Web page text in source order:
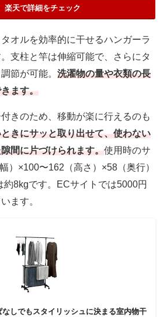
楽天で詳細をチェック
オルを効率的に干せるハンガーラ
支柱と竿は伸縮可能で、さらにタ
節が可能。 洗濯物の量や衣類の長
ます。
きのため、移動が楽に行えるのも
きにサッと取り出せて、使わない
間に片づけられます。使用時のサ
）×100〜162（高さ）×58（奥行）
約8kgです。ECサイトでは5000円
ます。
しでもスタイリッシュに決まる室内物干